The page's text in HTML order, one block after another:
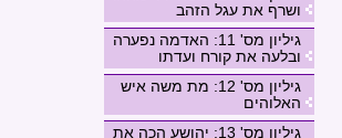
ושרף את עגל הזהב
גיליון מס' 11: האדמה נפערה
ובלעה את קורח ועדתו
גיליון מס' 12: מת משה איש
האלוהים
גיליון מס' 13: יהושע הכה את